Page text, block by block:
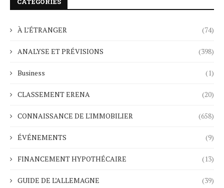
À L’ÉTRANGER (74)
ANALYSE ET PRÉVISIONS (398)
Business (1)
CLASSEMENT ERENA (20)
CONNAISSANCE DE L'IMMOBILIER (658)
ÉVÉNEMENTS (9)
FINANCEMENT HYPOTHÉCAIRE (13)
GUIDE DE L’ALLEMAGNE (39)